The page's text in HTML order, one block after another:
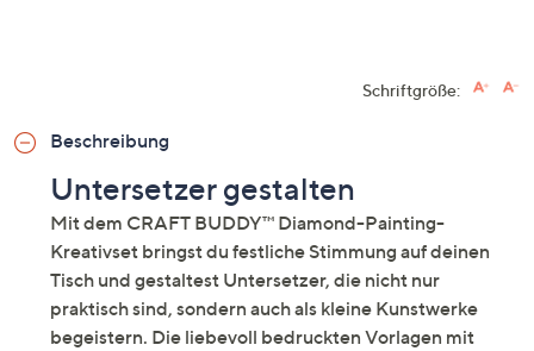
Schriftgröße:
Beschreibung
Untersetzer gestalten
Mit dem CRAFT BUDDY™ Diamond-Painting-
Kreativset bringst du festliche Stimmung auf deinen
Tisch und gestaltest Untersetzer, die nicht nur
praktisch sind, sondern auch als kleine Kunstwerke
begeistern. Die liebevoll bedruckten Vorlagen mit